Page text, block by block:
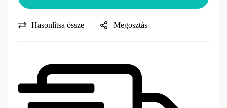
Hasonlítsa össze Megosztás